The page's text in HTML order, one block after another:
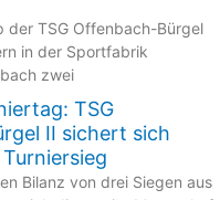
der TSG Offenbach-Bürgel
in der Sportfabrik
zwei
TSG
II sichert sich
Bilanz von drei Siegen aus